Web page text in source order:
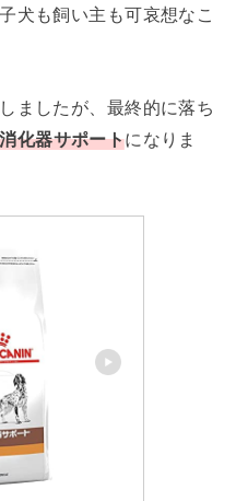
犬も飼い主も可哀想なこ
ましたが、最終的に落ち
化器サポートになりま